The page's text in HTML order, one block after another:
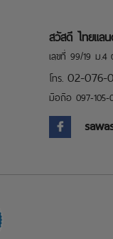
สวัสดี ไทยแล
เลขที่ 99/19 ม.4
โทร. 02-076-
มือถือ 097-105-